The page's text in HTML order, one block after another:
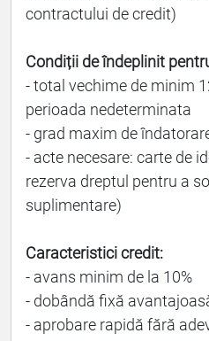
contractului de credit)
Condiții de îndeplinit
- total vechime de minim
perioada nedeterminata
- grad maxim de
- acte necesare: carte de
rezerva dreptul pentru a
suplimentare)
Caracteristici credit:
- avans minim de la 10%
- dobândă fixă
- aprobare rapidă fără